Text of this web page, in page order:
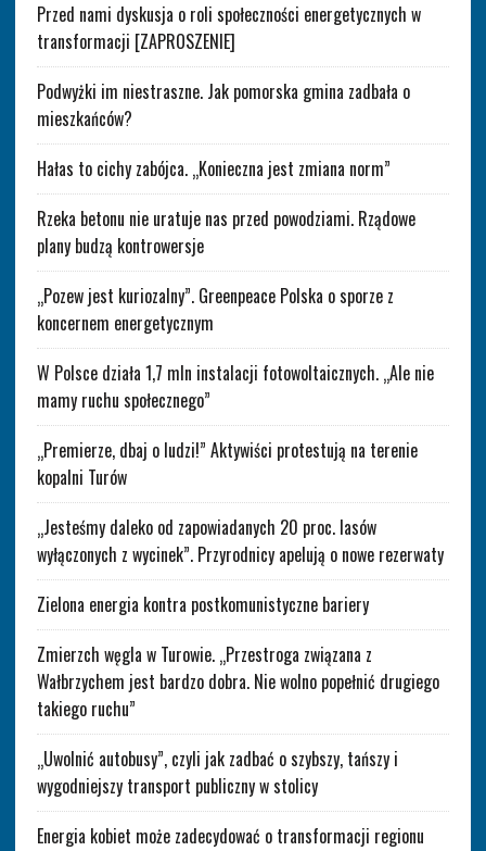
Przed nami dyskusja o roli społeczności energetycznych w
transformacji [ZAPROSZENIE]
Podwyżki im niestraszne. Jak pomorska gmina zadbała o
mieszkańców?
Hałas to cichy zabójca. „Konieczna jest zmiana norm”
Rzeka betonu nie uratuje nas przed powodziami. Rządowe
plany budzą kontrowersje
„Pozew jest kuriozalny”. Greenpeace Polska o sporze z
koncernem energetycznym
W Polsce działa 1,7 mln instalacji fotowoltaicznych. „Ale nie
mamy ruchu społecznego”
„Premierze, dbaj o ludzi!” Aktywiści protestują na terenie
kopalni Turów
„Jesteśmy daleko od zapowiadanych 20 proc. lasów
wyłączonych z wycinek”. Przyrodnicy apelują o nowe rezerwaty
Zielona energia kontra postkomunistyczne bariery
Zmierzch węgla w Turowie. „Przestroga związana z
Wałbrzychem jest bardzo dobra. Nie wolno popełnić drugiego
takiego ruchu”
„Uwolnić autobusy”, czyli jak zadbać o szybszy, tańszy i
wygodniejszy transport publiczny w stolicy
Energia kobiet może zadecydować o transformacji regionu